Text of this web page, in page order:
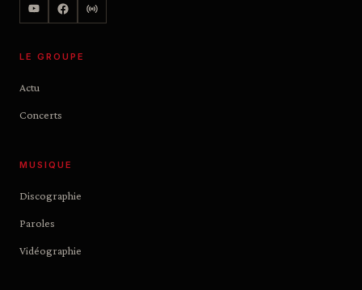
LE GROUPE
Actu
Concerts
MUSIQUE
Discographie
Paroles
Vidéographie